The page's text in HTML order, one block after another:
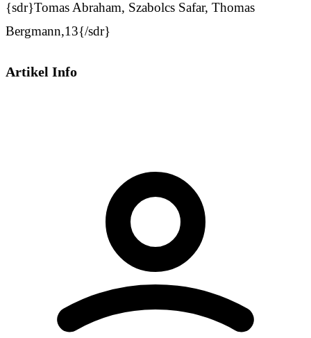
{sdr}Tomas Abraham, Szabolcs Safar, Thomas
Bergmann,13{/sdr}
Artikel Info